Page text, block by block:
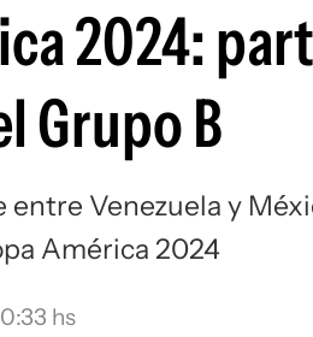
2024:
Grupo B
Venezuela y
América 2024
0:33 hs